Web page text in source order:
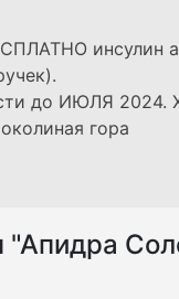
инсулин
до ИЮЛЯ 2024.
гора
"Апидра